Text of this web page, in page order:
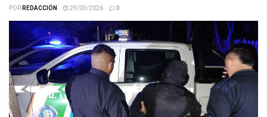
PORREDACCIÓN 29/03/2026 0